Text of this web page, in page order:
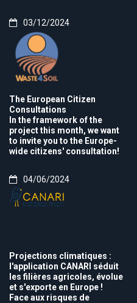
03/12/2024
The European Citizen
Consultations
In the framework of the
project this month, we want
to invite you to the Europe-
wide citizens' consultation!
04/06/2024
Projections climatiques :
l'application CANARI séduit
les filières agricoles, évolue
et s'exporte en Europe !
Face aux risques de